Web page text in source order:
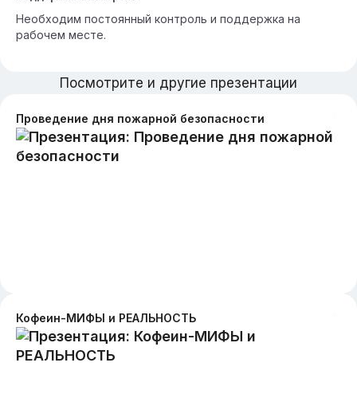
Необходим постоянный контроль и поддержка на
рабочем месте.
Посмотрите и другие презентации
Проведение дня пожарной безопасности
Кофеин-МИФЫ и РЕАЛЬНОСТЬ